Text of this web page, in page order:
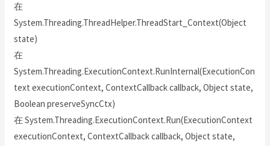
在
System.Threading.ThreadHelper.ThreadStart_Context(Object
state)
在
System.Threading.ExecutionContext.RunInternal(ExecutionCon
text executionContext, ContextCallback callback, Object state,
Boolean preserveSyncCtx)
在 System.Threading.ExecutionContext.Run(ExecutionContext
executionContext, ContextCallback callback, Object state,